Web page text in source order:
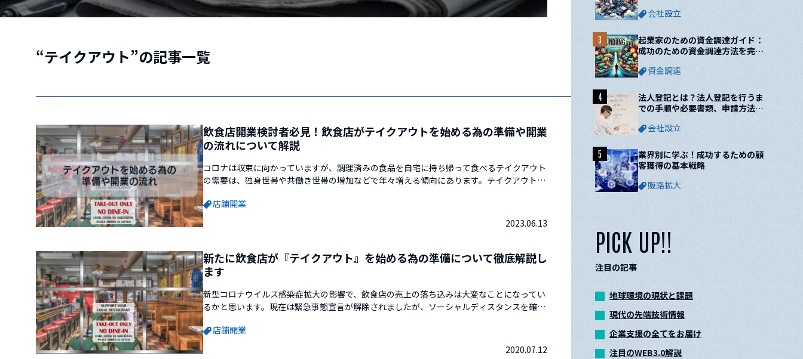
“テイクアウト”の記事一覧
飲食店開業検討者必見！飲食店がテイクアウトを始める為の準備や開業
の流れについて解説
コロナは収束に向かっていますが、調理済みの食品を自宅に持ち帰って食べるテイクアウト
の需要は、独身世帯や共働き世帯の増加などで年々増える傾向にあります。テイクアウトの
でしょうか。そこで今回は、新たに飲食店がテイクアウトを始める為の準備について解説し
店舗開業
2023.06.13
新たに飲食店が『テイクアウト』を始める為の準備について徹底解説し
ます
新型コロナウイルス感染症拡大の影響で、飲食店の売上の落ち込みは大変なことになってい
るかと思います。現在は緊急事態宣言が解除されましたが、ソーシャルディスタンスを確保
がお店に来ないなどの影響があります。仕入の調整や家賃交渉、人件費のシフトをやりくり
店舗開業
2020.07.12
会社設立
起業家のための資金調達ガイド：
成功のための資金調達方法を完全
資金調達
3
法人登記とは？法人登記を行うま
での手順や必要書類、申請方法に
会社設立
4
業界別に学ぶ！成功するための顧
客獲得の基本戦略
販路拡大
5
PICK UP!!
注目の記事
地球環境の現状と課題
現代の先端技術情報
企業支援の全てをお届け
注目のWEB3.0解説